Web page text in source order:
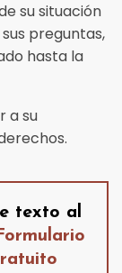
su situación
preguntas,
hasta la
a su
texto al